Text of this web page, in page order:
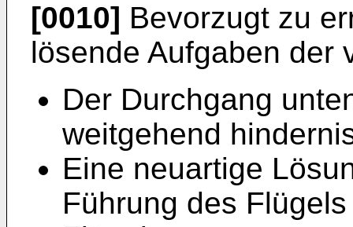
[0010] Bevorzugt zu
lösende Aufgaben der
Der Durchgang
weitgehend
Eine neuartige
Führung des